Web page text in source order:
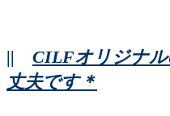
|| CILFオリジナ
丈夫です＊